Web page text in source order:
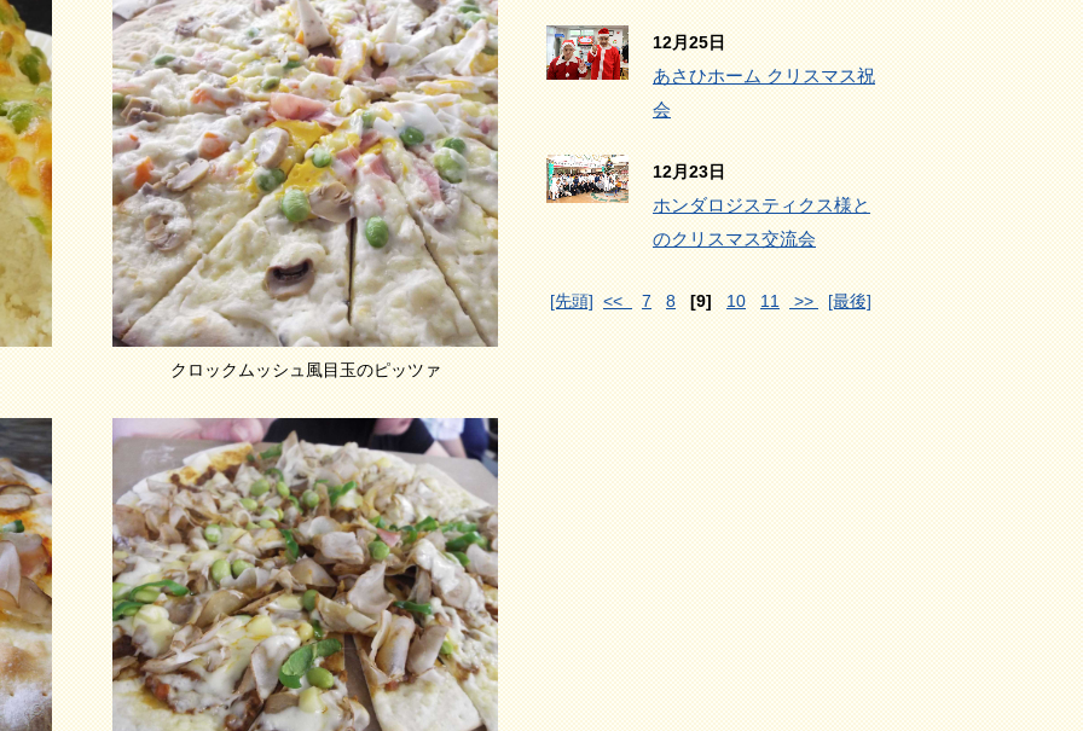
クロックムッシュ風目玉のピッツァ
12月25日
あさひホーム クリスマス祝
会
12月23日
ホンダロジスティクス様と
のクリスマス交流会
[先頭] << 7 8 [9] 10 11 >> [最後]